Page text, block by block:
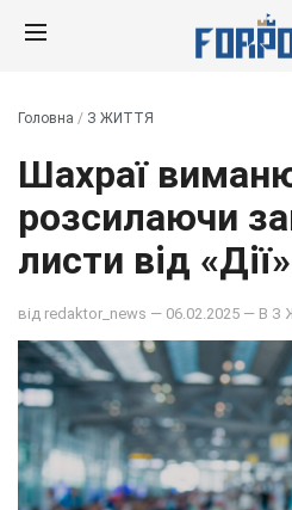
Головна / З ЖИТТЯ
Шахраї
розсилаючи
листи від «Дії»
від redaktor_news — 06.02.2025 — В З